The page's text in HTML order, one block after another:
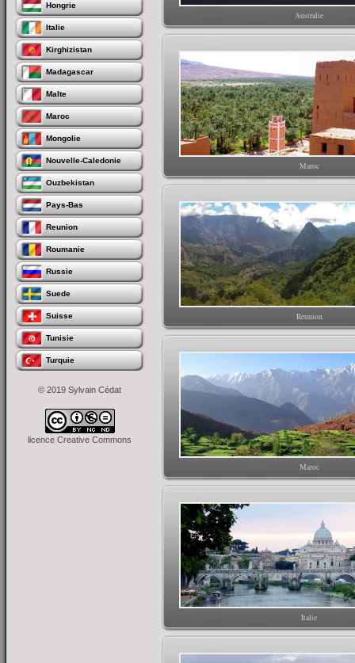
Hongrie
Italie
Kirghizistan
Madagascar
Malte
Maroc
Mongolie
Nouvelle-Caledonie
Ouzbekistan
Pays-Bas
Reunion
Roumanie
Russie
Suede
Suisse
Tunisie
Turquie
© 2019 Sylvain Cédat
licence Creative Commons
Australie
Maroc
Reunion
Maroc
Italie